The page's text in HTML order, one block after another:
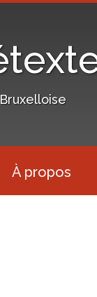
À propos